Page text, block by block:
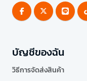
บัญชีของฉัน
วิธีการจัดส่งสินค้า